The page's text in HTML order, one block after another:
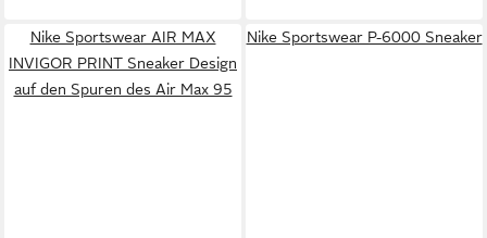
Nike Sportswear AIR MAX
INVIGOR PRINT Sneaker Design
auf den Spuren des Air Max 95
Nike Sportswear P-6000 Sneaker